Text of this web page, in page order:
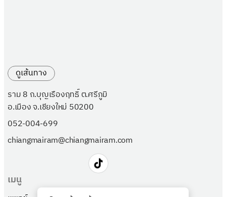
เมนู
ดูเส้นทาง
ราม 8 ถ.บุญเรืองฤทธิ์ ต.ศรีภูมิ
อ.เมือง จ.เชียงใหม่ 50200
052-004-699
chiangmairam@chiangmairam.com